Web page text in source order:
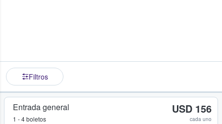
Filtros
Entrada general
1 - 4 boletos
USD 156
cada uno